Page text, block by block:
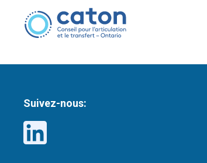
Suivez-nous: